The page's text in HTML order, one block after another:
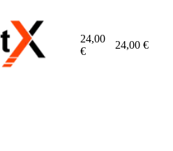
24,00
€
24,00 €